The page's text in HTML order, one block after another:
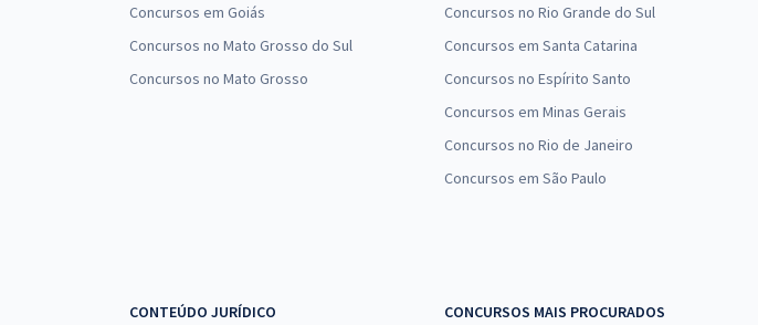
Concursos em Goiás
Concursos no Mato Grosso do Sul
Concursos no Mato Grosso
Concursos no Rio Grande do Sul
Concursos em Santa Catarina
Concursos no Espírito Santo
Concursos em Minas Gerais
Concursos no Rio de Janeiro
Concursos em São Paulo
CONTEÚDO JURÍDICO
CONCURSOS MAIS PROCURADOS